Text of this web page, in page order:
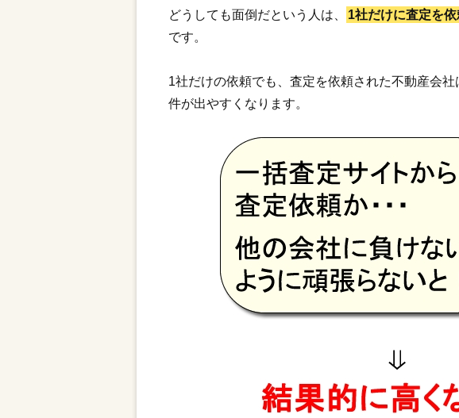
どうしても面倒だという人は、
1社だけに査定を
です。
1社だけの依頼でも、査定を依頼された不動産会
件が出やすくなります。